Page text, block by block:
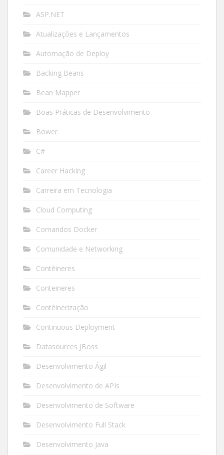
ASP.NET
Atualizações e Lançamentos
Automação de Deploy
Backing Beans
Bean Mapper
Boas Práticas de Desenvolvimento
Bower
C#
Career Hacking
Carreira em Tecnologia
Cloud Computing
Comandos Docker
Comunidade e Networking
Contêineres
Conteineres
Contêinerização
Continuous Deployment
Datasources JBoss
Desenvolvimento Ágil
Desenvolvimento de APIs
Desenvolvimento de Software
Desenvolvimento Full Stack
Desenvolvimento Java